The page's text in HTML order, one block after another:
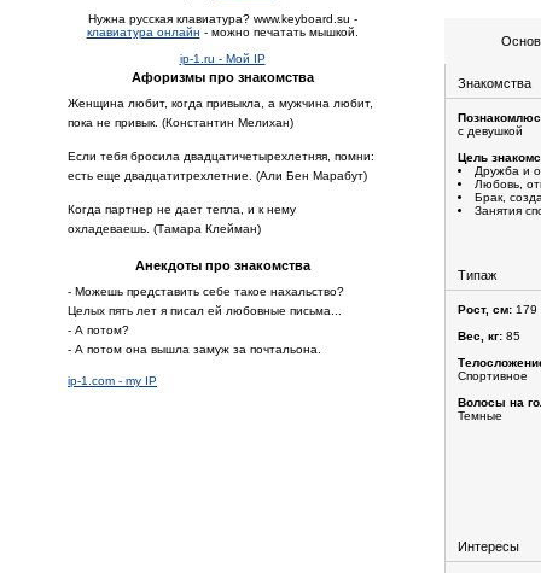
Нужна русская клавиатура? www.keyboard.su -
клавиатура онлайн - можно печатать мышкой.
ip-1.ru - Мой IP
Афоризмы про знакомства
Женщина любит, когда привыкла, а мужчина любит,
пока не привык. (Константин Мелихан)
Если тебя бросила двадцатичетырехлетняя, помни:
есть еще двадцатитрехлетние. (Али Бен Марабут)
Когда партнер не дает тепла, и к нему
охладеваешь. (Тамара Клейман)
Анекдоты про знакомства
- Можешь представить себе такое нахальство?
Целых пять лет я писал ей любовные письма...
- А потом?
- А потом она вышла замуж за почтальона.
ip-1.com - my IP
Знакомства
с девушкой
Цель
Дружба и
Любовь,
Брак,
Занятия
Типаж
Рост, см: 179
Вес, кг: 85
Спортивное
Волосы на
Темные
Интересы